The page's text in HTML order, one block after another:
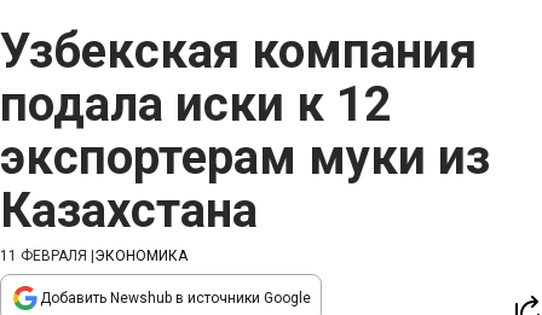
Узбекская компания
подала иски к 12
экспортерам муки из
Казахстана
11 ФЕВРАЛЯ ЭКОНОМИКА
Добавить Newshub в источники Google